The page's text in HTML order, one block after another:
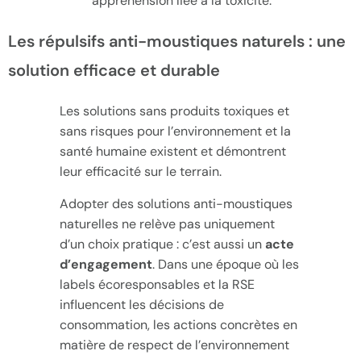
Les répulsifs anti-moustiques naturels : une
solution efficace et durable
Les solutions sans produits toxiques et
sans risques pour l’environnement et la
santé humaine existent et démontrent
leur efficacité sur le terrain.
Adopter des solutions anti-moustiques
naturelles ne relève pas uniquement
d’un choix pratique : c’est aussi un acte
d’engagement. Dans une époque où les
labels écoresponsables et la RSE
influencent les décisions de
consommation, les actions concrètes en
matière de respect de l’environnement